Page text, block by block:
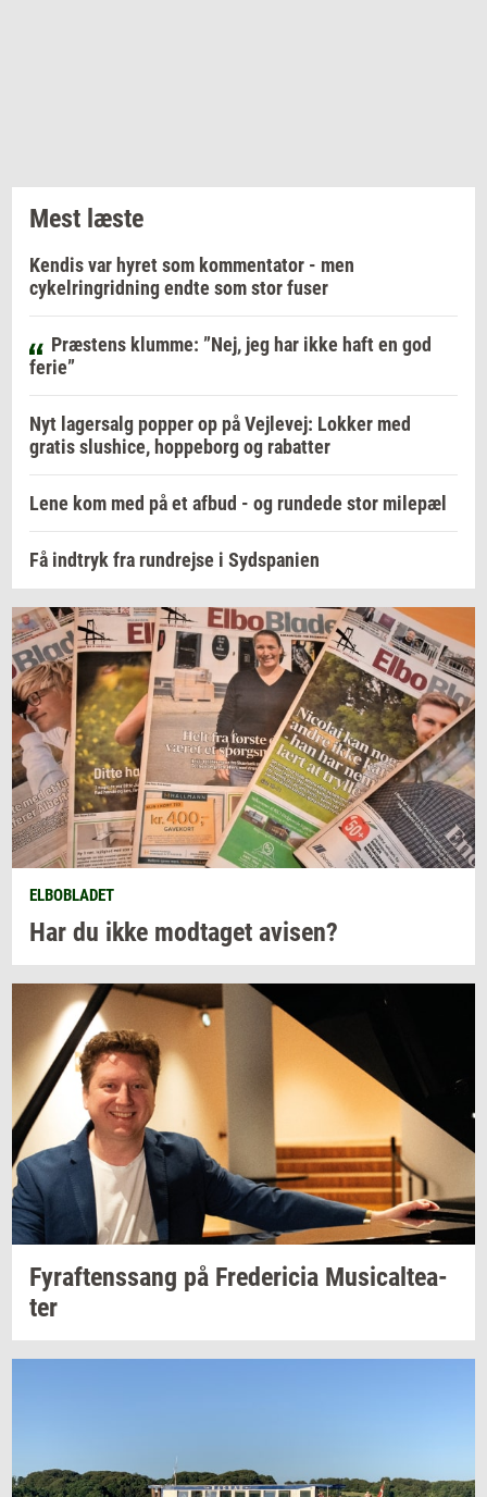
Mest læste
Kendis var hyret som kommentator - men
cykelringridning endte som stor fuser
Præstens klumme: ”Nej, jeg har ikke haft en god
ferie”
Nyt lagersalg popper op på Vejlevej: Lokker med
gratis slushice, hoppeborg og rabatter
Lene kom med på et afbud - og rundede stor milepæl
Få indtryk fra rundrejse i Sydspanien
ELBOBLADET
Har du ikke mod­ta­get avi­sen?
Fyraf­tens­sang på Fre­de­ri­cia Mu­si­cal­te­a­
ter